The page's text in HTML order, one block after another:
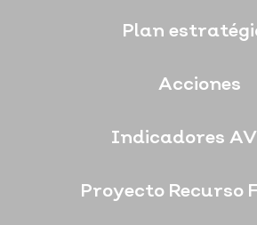
Plan
Acciones
Indicadores
Proyecto Recurso